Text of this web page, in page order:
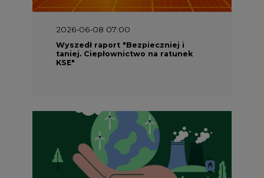
2026-06-08 07:00
Wyszedł raport "Bezpieczniej i
taniej. Ciepłownictwo na ratunek
KSE"